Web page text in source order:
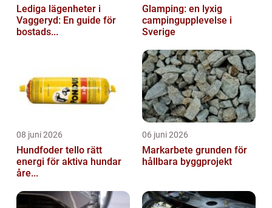
Lediga lägenheter i
Vaggeryd: En guide för
bostads...
Glamping: en lyxig
campingupplevelse i
Sverige
08 juni 2026
Hundfoder tello rätt
energi för aktiva hundar
åre...
06 juni 2026
Markarbete grunden för
hållbara byggprojekt